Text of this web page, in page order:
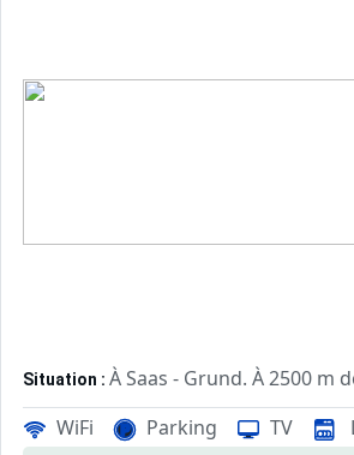
Situation : À Saas - Grund. À 2500 m
Châlet :châlet de qualité, de 65 m²
WiFi Parking TV